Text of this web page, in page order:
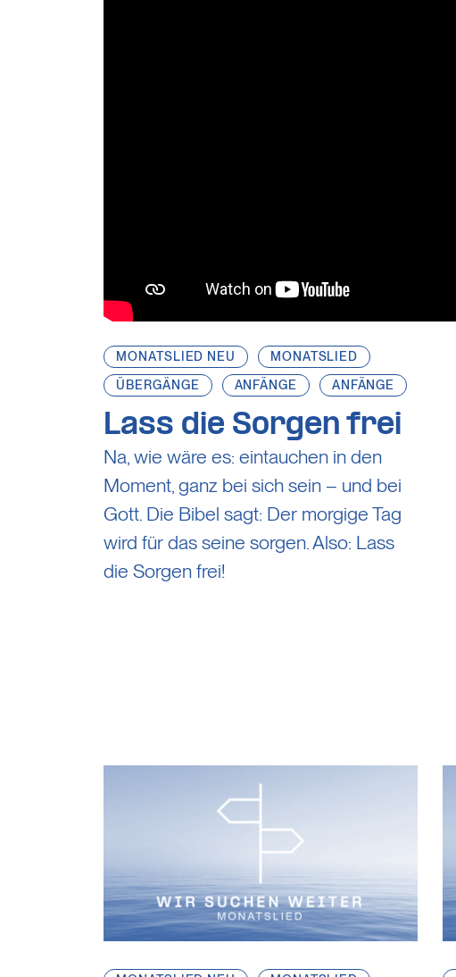
MONATSLIED NEU
MONATSLIED
ÜBERGÄNGE
ANFÄNGE ANFÄNGE
Lass die Sorgen frei
Na, wie wäre es: eintauchen in den
Moment, ganz bei sich sein – und bei
Gott. Die Bibel sagt: Der morgige Tag
wird für das seine sorgen. Also: Lass
die Sorgen frei!